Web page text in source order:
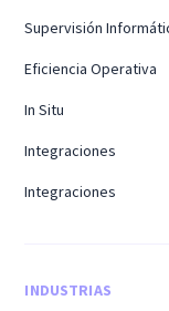
Supervisión
Eficiencia Operativa
In Situ
Integraciones
Integraciones
INDUSTRIAS